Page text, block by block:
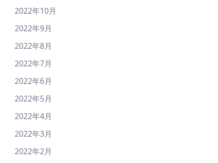
2022年10月
2022年9月
2022年8月
2022年7月
2022年6月
2022年5月
2022年4月
2022年3月
2022年2月